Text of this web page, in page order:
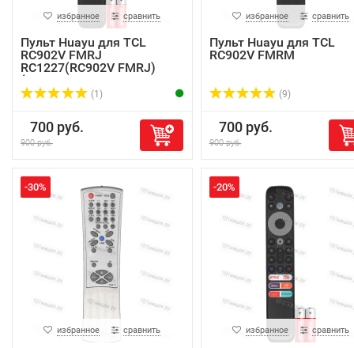
избранное сравнить
Пульт Huayu для TCL
RC902V FMRJ
RC1227(RC902V FMRJ)
(голо...
(1)
700 руб.
900 руб.
избранное сравнить
Пульт Huayu для TCL
RC902V FMRM
(9)
700 руб.
900 руб.
-30%
избранное сравнить
-20%
избранное сравнить